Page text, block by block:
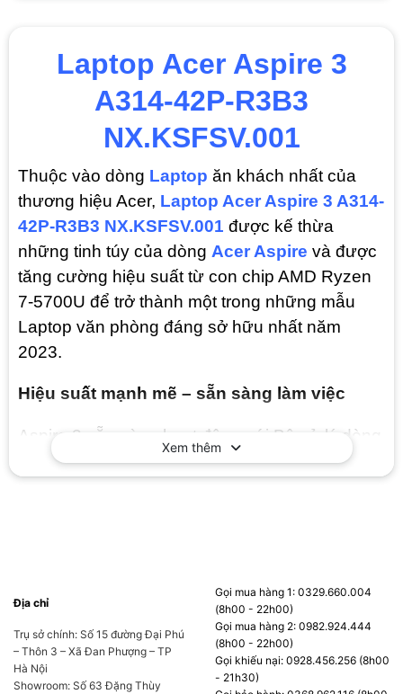
Laptop Acer Aspire 3
A314-42P-R3B3
NX.KSFSV.001
Thuộc vào dòng Laptop ăn khách nhất của
thương hiệu Acer, Laptop Acer Aspire 3 A314-
42P-R3B3 NX.KSFSV.001 được kế thừa
những tinh túy của dòng Acer Aspire và được
tăng cường hiệu suất từ con chip AMD Ryzen
7-5700U để trở thành một trong những mẫu
Laptop văn phòng đáng sở hữu nhất năm
2023.
Hiệu suất mạnh mẽ – sẵn sàng làm việc
Aspire 3 sẵn sàng hoạt động với Bộ xử lý dòng
AMD Ryzen 7000 mới nhất đi kèm với GPU đồ
của dòng CPU đuôi U đảm bảo hiệu suất làm
việc ấn tượng trong một khoảng thời gian dài.
Xem thêm
Địa chỉ
Trụ sở chính: Số 15 đường Đại Phú
– Thôn 3 – Xã Đan Phượng – TP
Hà Nội
Showroom: Số 63 Đặng Thùy
Gọi mua hàng 1: 0329.660.004
(8h00 - 22h00)
Gọi mua hàng 2: 0982.924.444
(8h00 - 22h00)
Gọi khiếu nại: 0928.456.256 (8h00
- 21h30)